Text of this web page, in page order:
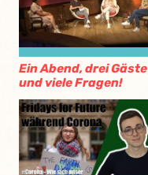
Ein Abend, drei Gäste
und viele Fragen!